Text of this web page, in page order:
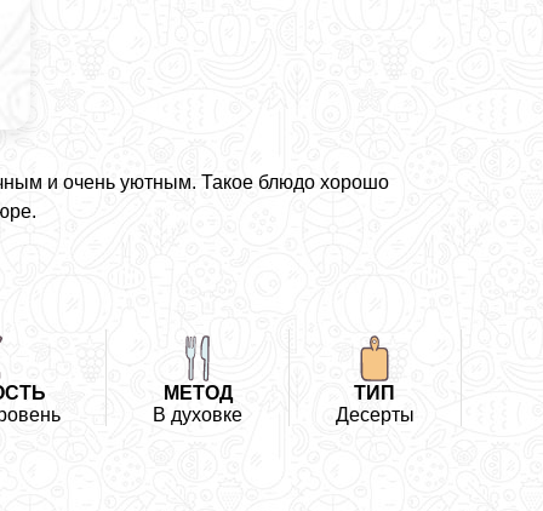
и очень уютным. Такое блюдо хорошо
МЕТОД
В духовке
ТИП
Десерты